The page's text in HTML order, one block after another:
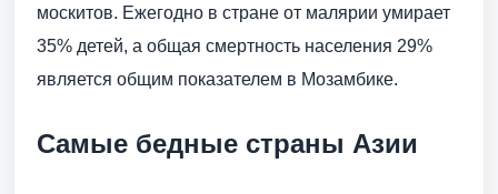
москитов. Ежегодно в стране от малярии умирает
35% детей, а общая смертность населения 29%
является общим показателем в Мозамбике.
Самые бедные страны Азии